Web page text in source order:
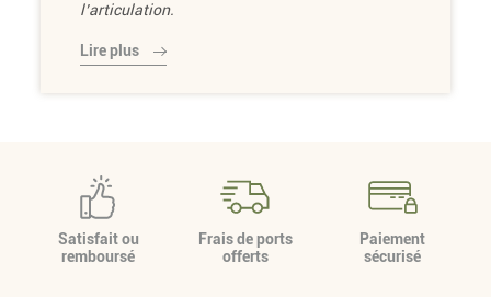
l’articulation.
Lire plus
Satisfait ou
remboursé
Frais de ports
offerts
Paiement
sécurisé